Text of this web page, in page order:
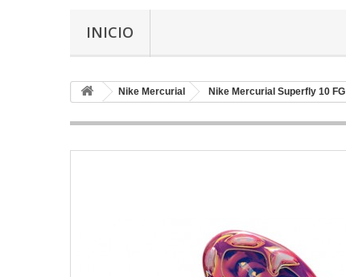
INICIO
Nike Mercurial Nike Mercurial Superfly 10 FG